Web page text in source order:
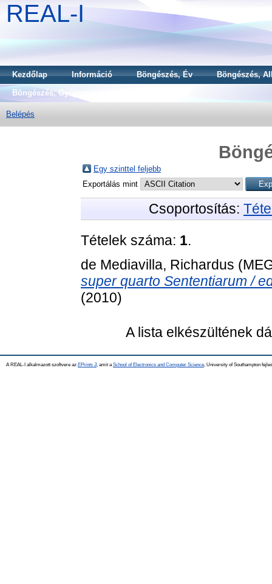
REAL-I
Kezdőlap Információ Böngészés, Év
Böngészés,
Böngészés, Gyűjtemény
Belépés
Egy szinttel feljebb
Exportálás mint
Csoportosítás:
Tételek száma: 1.
de Mediavilla, Richardus
super quarto Sententiarum /
(2010)
A lista elkészültének
A REAL-I alkalmazott szoftvere az EPrints 3, amit a School of Electronics and Computer Science , University of Southampton